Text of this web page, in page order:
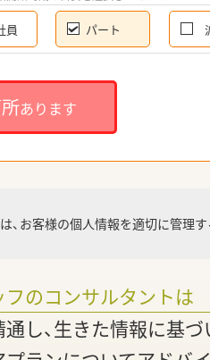
員 パート
あります
、お客様の個人情報を適切に管理
のコンサルタントは
し、生きた情報に基